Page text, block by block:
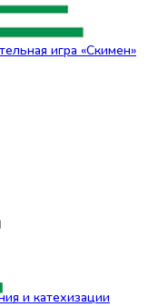
игра «Скимен»
и катехизации